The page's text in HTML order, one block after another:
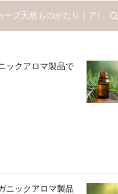
ブ天然ものがたり｜アロマ
ックアロマ製品で
ニックアロマ製品